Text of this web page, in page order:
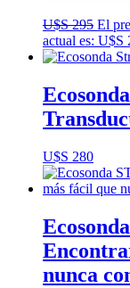
U$S295 El
actual es: U$S
U$S 280
nunca